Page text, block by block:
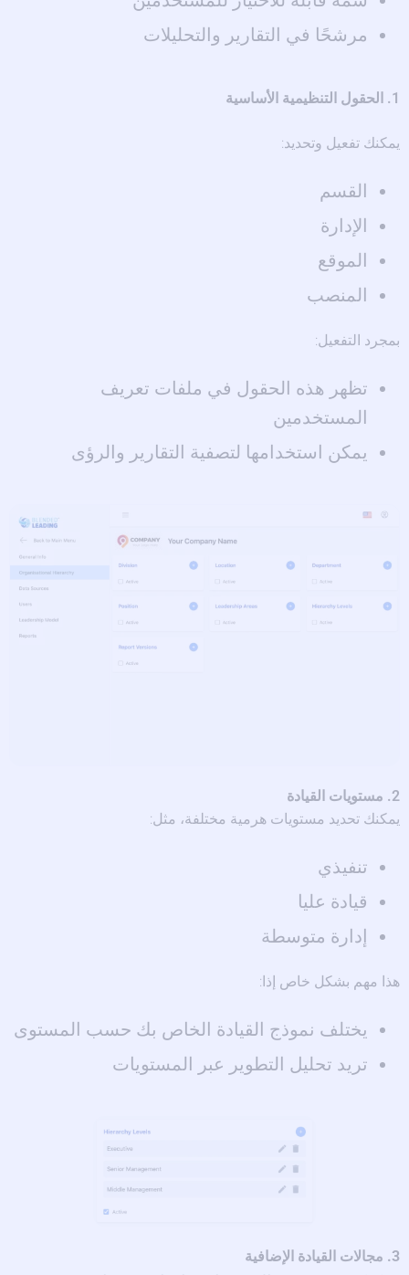
مرشحًا في التقارير والتحليلات
1. الحقول التنظيمية الأساسية
يمكنك تفعيل وتحديد:
القسم
الإدارة
الموقع
المنصب
بمجرد التفعيل:
تظهر هذه الحقول في ملفات تعريف
المستخدمين
يمكن استخدامها لتصفية التقارير والرؤى
2. مستويات القيادة
يمكنك تحديد مستويات هرمية مختلفة، مثل:
تنفيذي
قيادة عليا
إدارة متوسطة
هذا مهم بشكل خاص إذا:
يختلف نموذج القيادة الخاص بك حسب المستوى
تريد تحليل التطوير عبر المستويات
3. مجالات القيادة الإضافية